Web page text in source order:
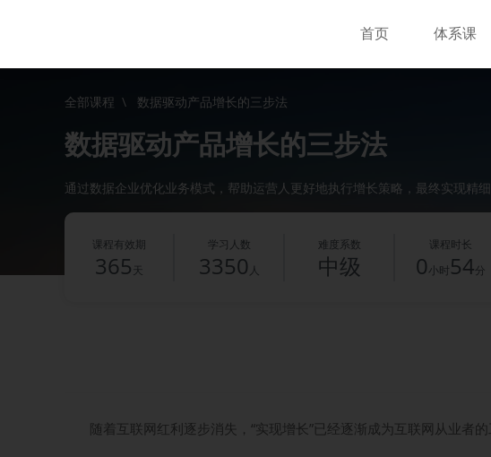
首页 体系课
全部课程 \ 数据驱动产品增长的三步法
数据驱动产品增长的三步法
通过数据企业优化业务模式，帮助运营人更好地执行增长策略，最终实现
课程有效期
365 天
学习人数
3350 人
难度系数
中级
课程时长
0小时 54分
随着互联网红利逐步消失，“实现增长”已经逐渐成为互联网从业者的